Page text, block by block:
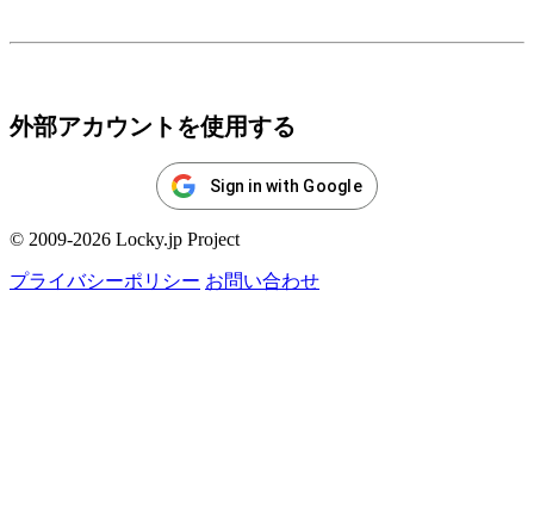
外部アカウントを使用する
Sign in with Google
© 2009-2026 Locky.jp Project
プライバシーポリシー お問い合わせ